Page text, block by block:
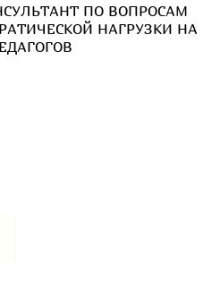
ПО ВОПРОСАМ
НАГРУЗКИ НА